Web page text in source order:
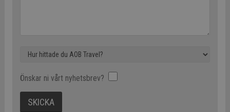
Önskar ni vårt nyhetsbrev?